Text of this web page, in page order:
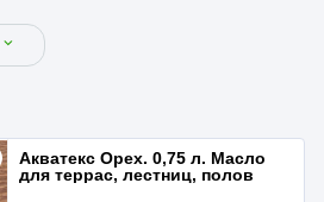
Акватекс Орех. 0,75 л. Масло
для террас, лестниц, полов